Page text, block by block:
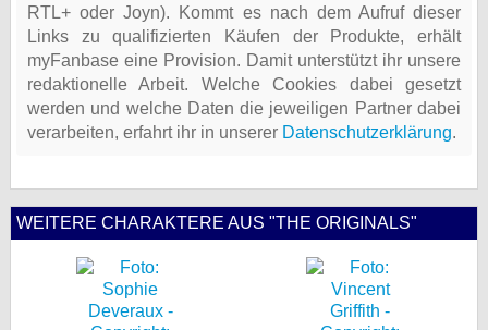
RTL+ oder Joyn). Kommt es nach dem Aufruf dieser
Links zu qualifizierten Käufen der Produkte, erhält
myFanbase eine Provision. Damit unterstützt ihr unsere
redaktionelle Arbeit. Welche Cookies dabei gesetzt
werden und welche Daten die jeweiligen Partner dabei
verarbeiten, erfahrt ihr in unserer Datenschutzerklärung.
WEITERE CHARAKTERE AUS "THE ORIGINALS"